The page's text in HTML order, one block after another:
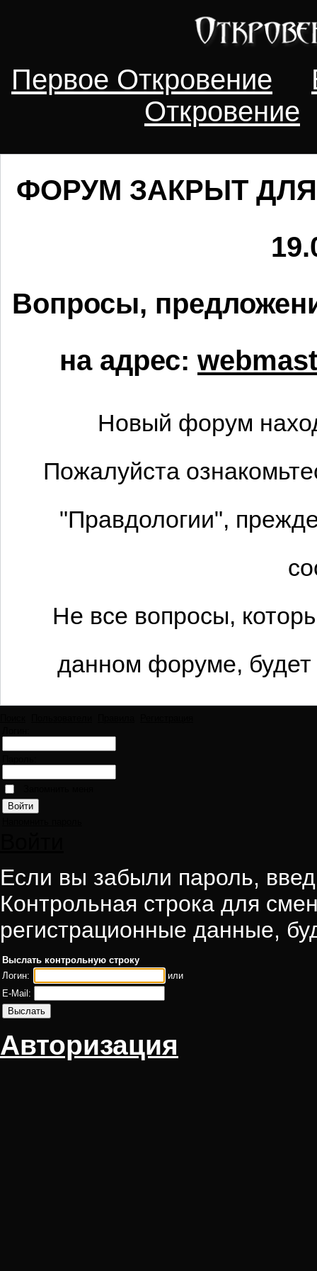
Первое Откровение
Откровение
ФОРУМ ЗАКРЫТ
Вопросы,
на адрес:
Новый форум
Пожалуйста
"Правдологии",
Не все вопросы,
данном форуме,
Если вы забыли пароль,
Контрольная строка для
регистрационные данные,
Выслать контрольную строку
Логин:
или
E-Mail:
Авторизация